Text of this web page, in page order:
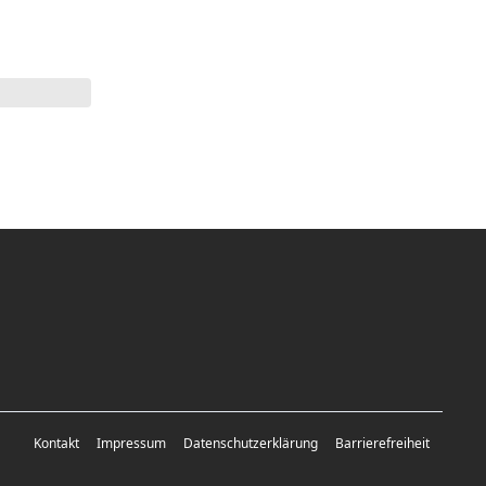
Kontakt Impressum Datenschutzerklärung Barrierefreiheit